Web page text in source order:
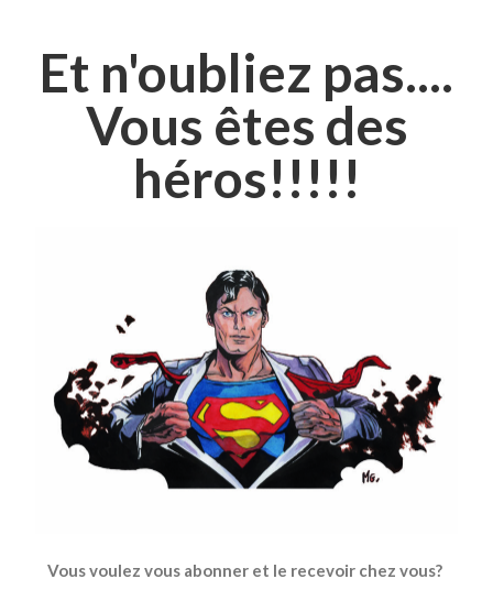
Et n'oubliez pas....
Vous êtes des
héros!!!!!
Vous voulez vous abonner et le recevoir chez vous?